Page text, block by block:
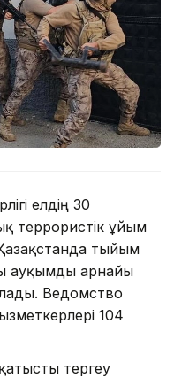
елдің 30
террористік ұйым
тыйым
ауқымды арнайы
Ведомство
104
тергеу